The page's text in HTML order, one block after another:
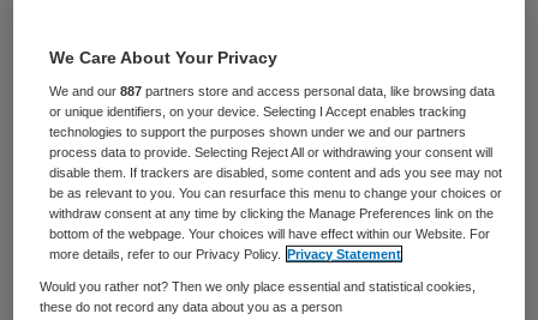
betaling. Daarna is gebleken dat financiering
om het lopende onderzoek voort te zetten
ontbreekt. “Het geld was echt op”, aldus
Udink. BBB Therapeutics studeerde op een
beursgang om het benodigde kapitaal op te
halen. “Maar het onderzoek leende zich
daar in dit stadium nog niet voor”, zei de
curator.
We Care About Your Privacy
We and our887 partners store and access personal data, like browsing data
or unique identifiers, on your device. Selecting I Accept enables tracking
technologies to support the purposes shown under we and our partners
process data to provide. Selecting Reject All or withdrawing your consent will
disable them. If trackers are disabled, some content and ads you see may not
be as relevant to you. You can resurface this menu to change your choices or
withdraw consent at any time by clicking the Manage Preferences link on the
bottom of the webpage. Your choices will have effect within our Website. For
more details, refer to our Privacy Policy.
Privacy Statement
Would you rather not? Then we only place essential and statistical cookies,
these do not record any data about you as a person